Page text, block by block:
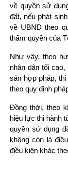
về quyền sử
đất, nếu phát
về UBND theo
thẩm quyền của
Như vậy, theo
nhân dân tối
sản hợp pháp,
theo quy định
Đồng thời, theo
hiệu lực thi hành
quyền sử dụng
không còn là
điều kiện khác